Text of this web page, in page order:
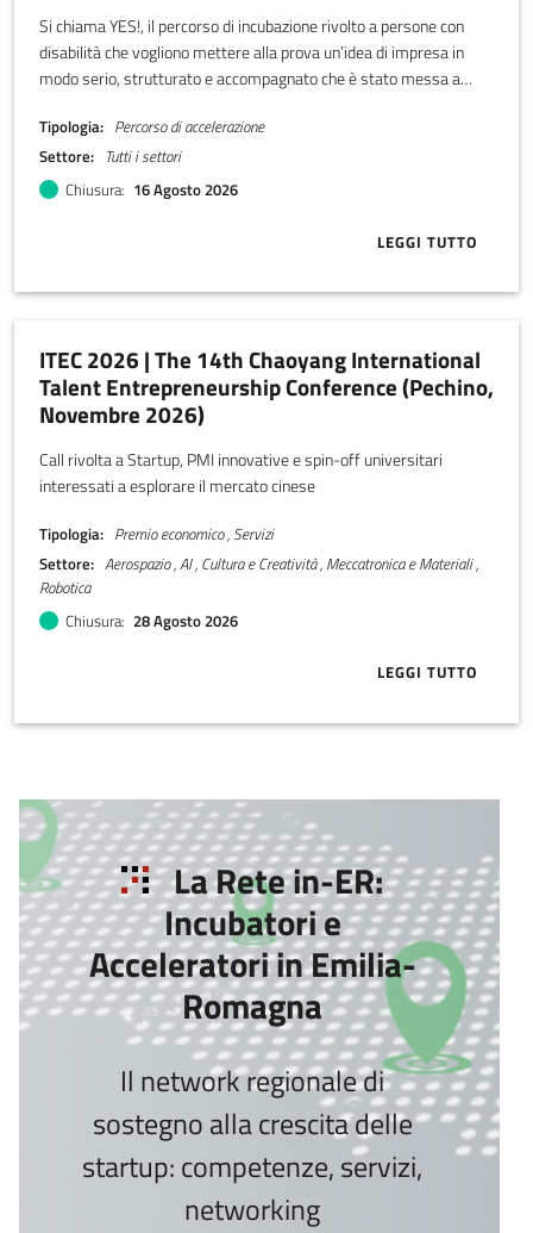
Si chiama YES!, il percorso di incubazione rivolto a persone con
disabilità che vogliono mettere alla prova un’idea di impresa in
modo serio, strutturato e accompagnato che è stato messa a
Tipologia
Percorso di accelerazione
Settore
Tutti i settori
Chiusura 16 Agosto 2026
LEGGI TUTTOABOUT CALL
ITEC 2026 | The 14th Chaoyang International
Talent Entrepreneurship Conference (Pechino,
Novembre 2026)
Call rivolta a Startup, PMI innovative e spin-off universitari
interessati a esplorare il mercato cinese
Tipologia
Premio economico , Servizi
Settore
Aerospazio , AI , Cultura e Creatività , Meccatronica e Materiali ,
Robotica
Chiusura 28 Agosto 2026
LEGGI TUTTO
ABOUT ITEC
La Rete in-ER:
Incubatori e
Acceleratori in Emilia-
Romagna
Il network regionale di
sostegno alla crescita delle
startup: competenze, servizi,
networking